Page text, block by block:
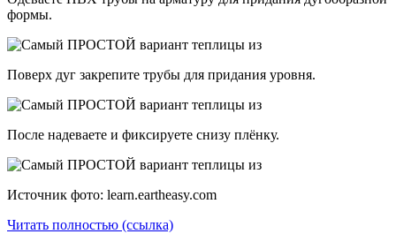
формы.
Поверх дуг закрепите трубы для придания уровня.
После надеваете и фиксируете снизу плёнку.
Источник фото: learn.eartheasy.com
Читать полностью (ссылка)